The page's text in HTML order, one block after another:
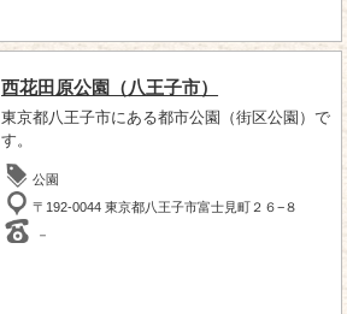
西花田原公園（八王子市）
東京都八王子市にある都市公園（街区公園）で
す。
公園
〒192-0044 東京都八王子市富士見町２６−８
－